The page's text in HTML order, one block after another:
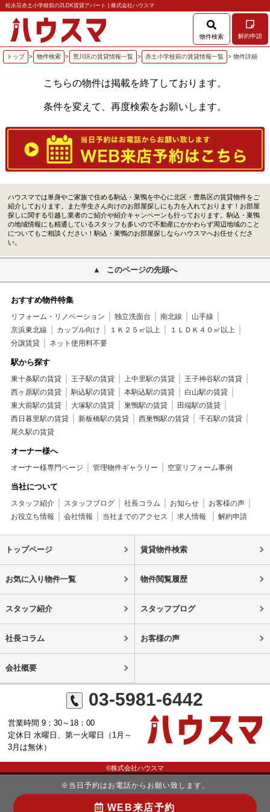
松永荘赤土小学校前の2LDK賃貸アパート | 株式会社ハウスマ
物件検索 解約申請
トップ > 物件検索 > 荒川区の賃貸情報一覧 > 赤土小学校前の賃貸情報一覧 > 物件詳細
こちらの物件は掲載を終了しております。
条件を変えて、再度検索をお願いします。
ハウスマでは単身やご家族で住める駒込・巣鴨を中心に北区・豊島区の賃貸物件をご
紹介しております。また学生さん向けのお部屋探しにも力を入れております！お部屋
探しに関する引越し業者のご紹介や紹介キャンペーンも行っております。駒込・巣鴨
の地域情報にも精通しているスタッフも多いので不動産にかかわらず周辺地域のこと
についてもご相談ください！駒込・巣鴨のお部屋探しならハウスマへお任せくださ
い。
このページの先頭へ
おすすめ物件特集
リフォーム・リノベーション 独立洗面台 南北線
山手線
京浜東北線
カップル向け １Ｋ２５㎡以上
１ＬＤＫ４０㎡以上
分譲賃貸
ネット使用料不要
駅から探す
東十条駅の賃貸 王子駅の賃貸 上中里駅の賃貸
王子神谷駅の賃貸
西ヶ原駅の賃貸
駒込駅の賃貸 本駒込駅の賃貸
白山駅の賃貸
東大前駅の賃貸
大塚駅の賃貸 巣鴨駅の賃貸
田端駅の賃貸
西日暮里駅の賃貸
新板橋駅の賃貸 西巣鴨駅の賃貸
千石駅の賃貸
尾久駅の賃貸
オーナー様へ
オーナー様専門ページ 管理物件ギャラリー 空室リフォーム事例
当社について
スタッフ紹介 スタッフブログ 社長コラム お知らせ
お客様の声
お役立ち情報
会社情報 当社までのアクセス 求人情報 解約申請
トップページ 賃貸物件検索
お気に入り物件一覧 物件閲覧履歴
スタッフ紹介 スタッフブログ
社長コラム お客様の声
会社概要
03-5981-6442
営業時間 9：30～18：00
定休日 水曜日、第一火曜日（1月～
3月は無休）
©株式会社ハウスマ
※当日予約はお電話からお願い致します。
WEB来店予約